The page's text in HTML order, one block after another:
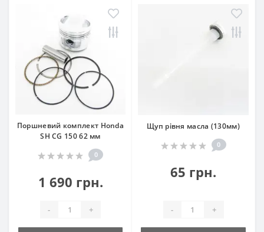
Поршневий комплект Honda
SH CG 150 62 мм
0
1 690 грн.
- +
Щуп рівня масла (130мм)
0
65 грн.
- +